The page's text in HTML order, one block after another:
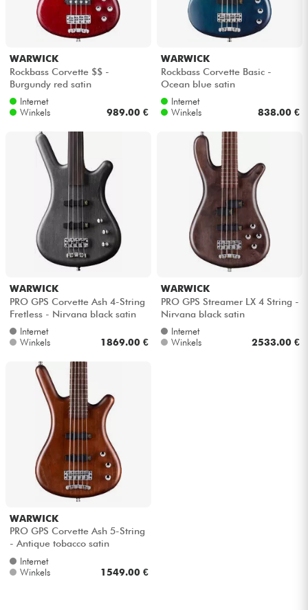
WARWICK
Rockbass Corvette $$ -
Burgundy red satin
Internet
Winkels
989.00 €
WARWICK
Rockbass Corvette Basic -
Ocean blue satin
Internet
Winkels
838.00 €
WARWICK
PRO GPS Corvette Ash 4-String
Fretless - Nirvana black satin
Internet
Winkels
1869.00 €
WARWICK
PRO GPS Streamer LX 4 String -
Nirvana black satin
Internet
Winkels
2533.00 €
WARWICK
PRO GPS Corvette Ash 5-String
- Antique tobacco satin
Internet
Winkels
1549.00 €